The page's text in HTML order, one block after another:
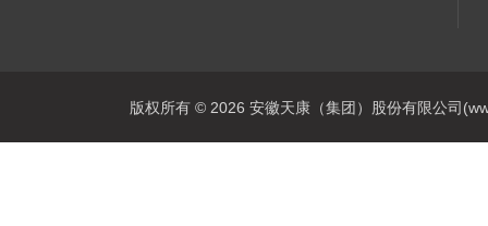
版权所有 © 2026 安徽天康（集团）股份有限公司